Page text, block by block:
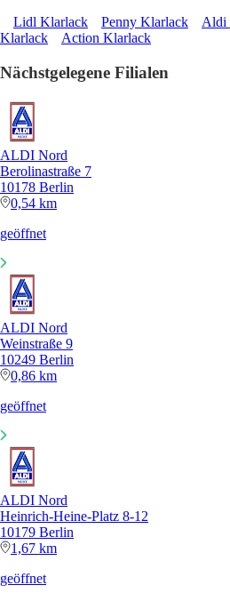
Lidl Klarlack Penny Klarlack Aldi
Klarlack
Action Klarlack
Nächstgelegene Filialen
ALDI Nord
Berolinastraße 7
10178 Berlin
0,54 km
geöffnet
ALDI Nord
Weinstraße 9
10249 Berlin
0,86 km
geöffnet
ALDI Nord
Heinrich-Heine-Platz 8-12
10179 Berlin
1,67 km
geöffnet